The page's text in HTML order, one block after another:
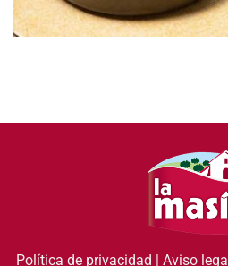
Política de privacidad Aviso legal